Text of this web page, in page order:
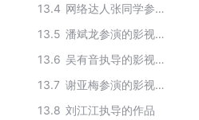
13.4
网络达人张同学参与的相关电视节目
13.5
潘斌龙参演的影视作品
13.6
吴有音执导的影视作品
13.7
谢亚梅参演的影视作品
13.8 刘江江执导的作品